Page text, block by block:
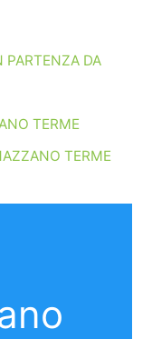
PARTENZA DA
TERME
TERME